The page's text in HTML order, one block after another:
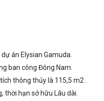
án Elysian Gamuda.
ban công Đông Nam.
thông thủy là 115,5 m2 .
thời hạn sở hữu Lâu dài.